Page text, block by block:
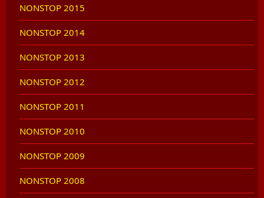
NONSTOP 2015
NONSTOP 2014
NONSTOP 2013
NONSTOP 2012
NONSTOP 2011
NONSTOP 2010
NONSTOP 2009
NONSTOP 2008